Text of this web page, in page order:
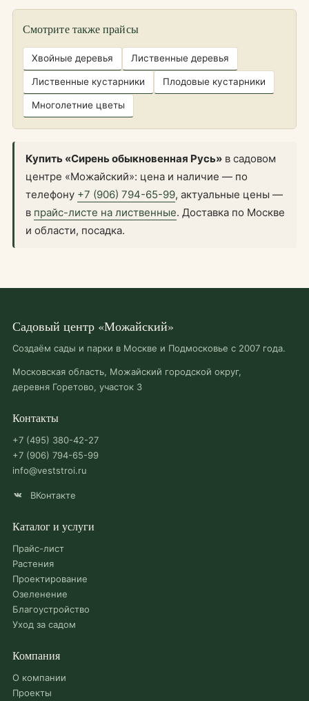
Смотрите также прайсы
Хвойные деревья Лиственные деревья
Лиственные кустарники Плодовые кустарники
Многолетние цветы
Купить «Сирень обыкновенная Русь» в садовом
центре «Можайский»: цена и наличие — по
телефону +7 (906) 794-65-99, актуальные цены —
в прайс-листе на лиственные. Доставка по Москве
и области, посадка.
Садовый центр «Можайский»
Создаём сады и парки в Москве и Подмосковье с 2007 года.
Московская область, Можайский городской округ,
деревня Горетово, участок 3
Контакты
+7 (495) 380-42-27
+7 (906) 794-65-99
info@veststroi.ru
ВКонтакте
Каталог и услуги
Прайс-лист
Растения
Проектирование
Озеленение
Благоустройство
Уход за садом
Компания
О компании
Проекты